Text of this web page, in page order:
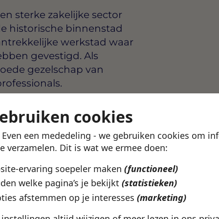
cookies
Even een mededeling - we gebruiken cookies om
verzamelen. Dit is wat we ermee doen:
ervaring soepeler maken (functioneel)
welke pagina’s je bekijkt (statistieken)
afstemmen op je interesses (marketing)
sterke zakelijke sector
historische binnenstad
werkstad waar
gevestigd. Als
gezelschap van
bij wat jij zoekt? In de
welke vacatures
en werkuren.